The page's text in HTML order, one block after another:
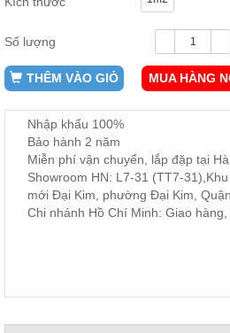
kệ
Thất
Ban
Công,
Vườn
Trí
Số lượng
THÊM VÀO GIỎ MUA HÀNG
Nhập khẩu 100%
Bảo hành 2 năm
Miễn phí vận chuyển, lắp đặp tại
Showroom HN: L7-31 (TT7-
mới Đại Kim, phường Đại Kim,
Chi nhánh Hồ Chí Minh: Giao